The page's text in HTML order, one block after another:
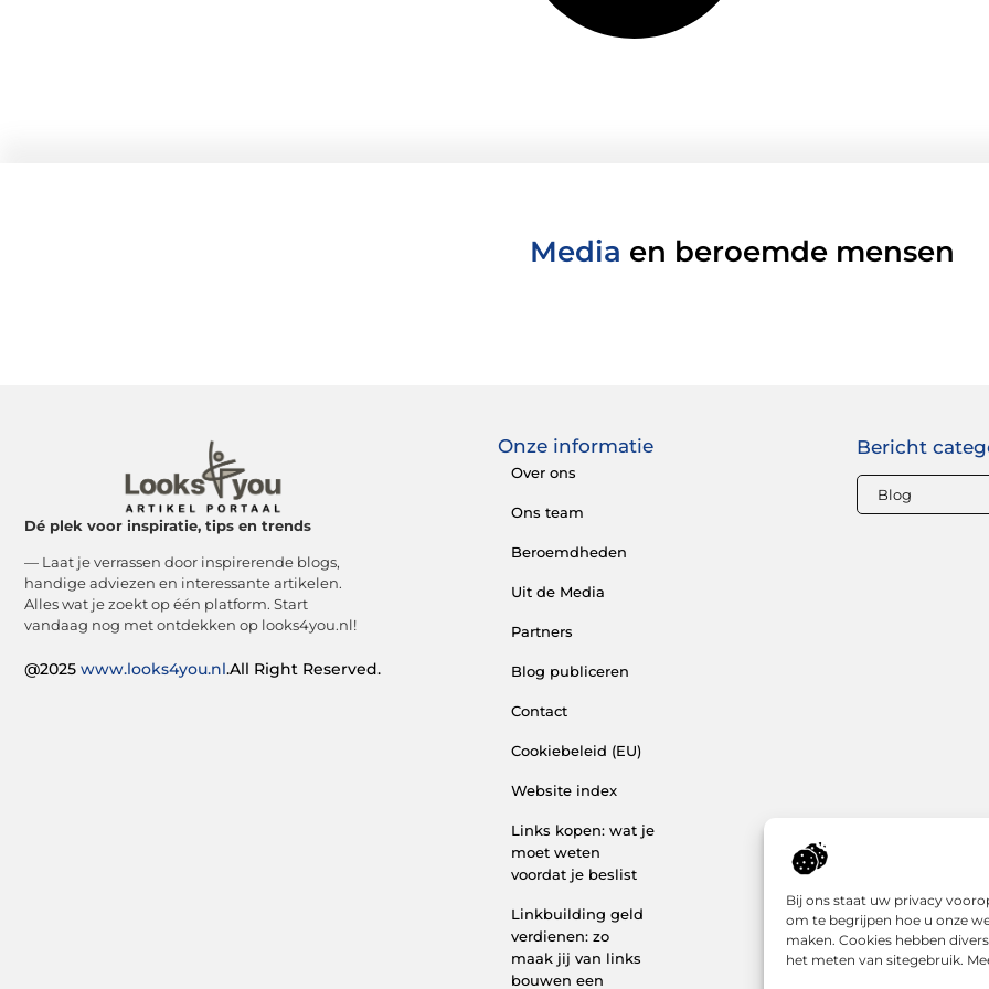
Bij ons staat uw privacy
om te begrijpen hoe u onze
maken. Cookies hebben
het meten van sitegebruik.
Media en beroemde mensen
Dé plek voor inspiratie, tips en trends
— Laat je verrassen door inspirerende blogs,
handige adviezen en interessante artikelen.
Alles wat je zoekt op één platform. Start
vandaag nog met ontdekken op looks4you.nl!
@2025 www.looks4you.nl.All Right Reserved.
Onze informatie
Over ons
Ons team
Beroemdheden
Uit de Media
Partners
Blog publiceren
Contact
Cookiebeleid (EU)
Website index
Links kopen: wat je
moet weten
voordat je beslist
Linkbuilding geld
verdienen: zo
maak jij van links
bouwen een
Bericht